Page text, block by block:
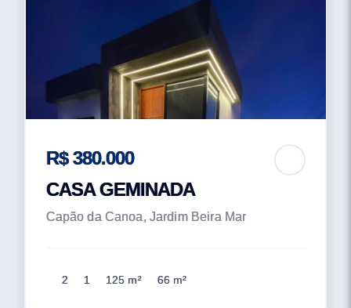
R$ 380.000
CASA GEMINADA
Capão da Canoa, Jardim Beira Mar
2 1 125 m² 66 m²